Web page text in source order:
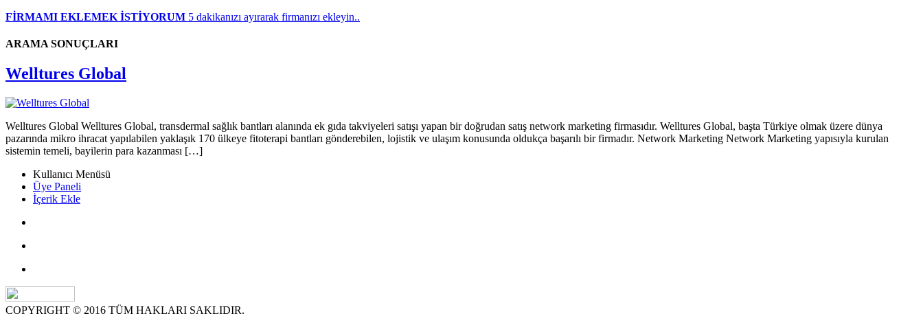
FİRMAMI EKLEMEK İSTİYORUM 5 dakikanızı ayırarak firmanızı ekleyin..
ARAMA SONUÇLARI
Welltures Global
Welltures Global Welltures Global, transdermal sağlık bantları alanında ek gıda takviyeleri satışı yapan bir doğrudan satış network marketing firmasıdır. Welltures Global, başta Türkiye olmak üzere dünya
pazarında mikro ihracat yapılabilen yaklaşık 170 ülkeye fitoterapi bantları gönderebilen, lojistik ve ulaşım konusunda oldukça başarılı bir firmadır. Network Marketing Network Marketing yapısıyla kurulan
sistemin temeli, bayilerin para kazanması […]
Kullanıcı Menüsü
Üye Paneli
İçerik Ekle
COPYRIGHT © 2016 TÜM HAKLARI SAKLIDIR.